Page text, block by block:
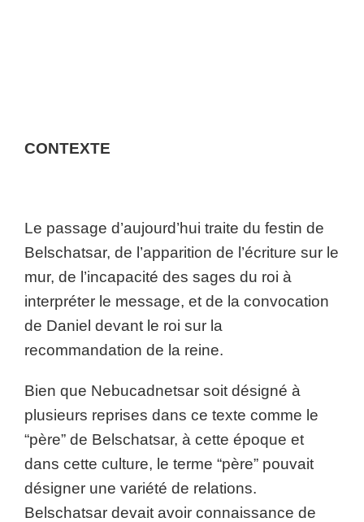
CONTEXTE
Le passage d’aujourd’hui traite du festin de
Belschatsar, de l’apparition de l’écriture sur le
mur, de l’incapacité des sages du roi à
interpréter le message, et de la convocation
de Daniel devant le roi sur la
recommandation de la reine.
Bien que Nebucadnetsar soit désigné à
plusieurs reprises dans ce texte comme le
“père” de Belschatsar, à cette époque et
dans cette culture, le terme “père” pouvait
désigner une variété de relations.
Belschatsar devait avoir connaissance de